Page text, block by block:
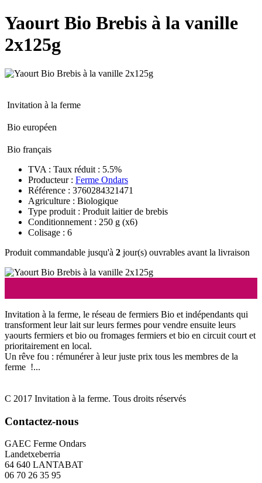
Yaourt Bio Brebis à la vanille
2x125g
Invitation à la ferme
Bio européen
Bio français
TVA : Taux réduit : 5.5%
Producteur : Ferme Ondars
Référence : 3760284321471
Agriculture : Biologique
Type produit : Produit laitier de brebis
Conditionnement : 250 g (x6)
Colisage : 6
Produit commandable jusqu'à 2 jour(s) ouvrables avant la livraison
Invitation à la ferme, le réseau de fermiers Bio et indépendants qui
transforment leur lait sur leurs fermes pour vendre ensuite leurs
yaourts fermiers et bio ou fromages fermiers et bio en circuit court et
prioritairement en local.
Un rêve fou : rémunérer à leur juste prix tous les membres de la
ferme !...
C 2017 Invitation à la ferme. Tous droits réservés
Contactez-nous
GAEC Ferme Ondars
Landetxeberria
64 640 LANTABAT
06 70 26 35 95